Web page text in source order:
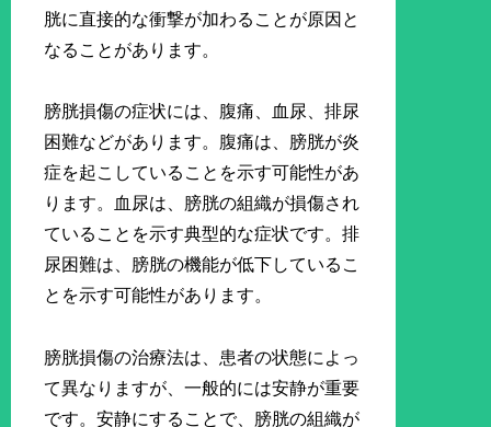
胱に直接的な衝撃が加わることが原因と
なることがあります。
膀胱損傷の症状には、腹痛、血尿、排尿
困難などがあります。腹痛は、膀胱が炎
症を起こしていることを示す可能性があ
ります。血尿は、膀胱の組織が損傷され
ていることを示す典型的な症状です。排
尿困難は、膀胱の機能が低下しているこ
とを示す可能性があります。
膀胱損傷の治療法は、患者の状態によっ
て異なりますが、一般的には安静が重要
です。安静にすることで、膀胱の組織が